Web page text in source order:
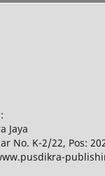
Jaya
No. K-2/22, Pos: